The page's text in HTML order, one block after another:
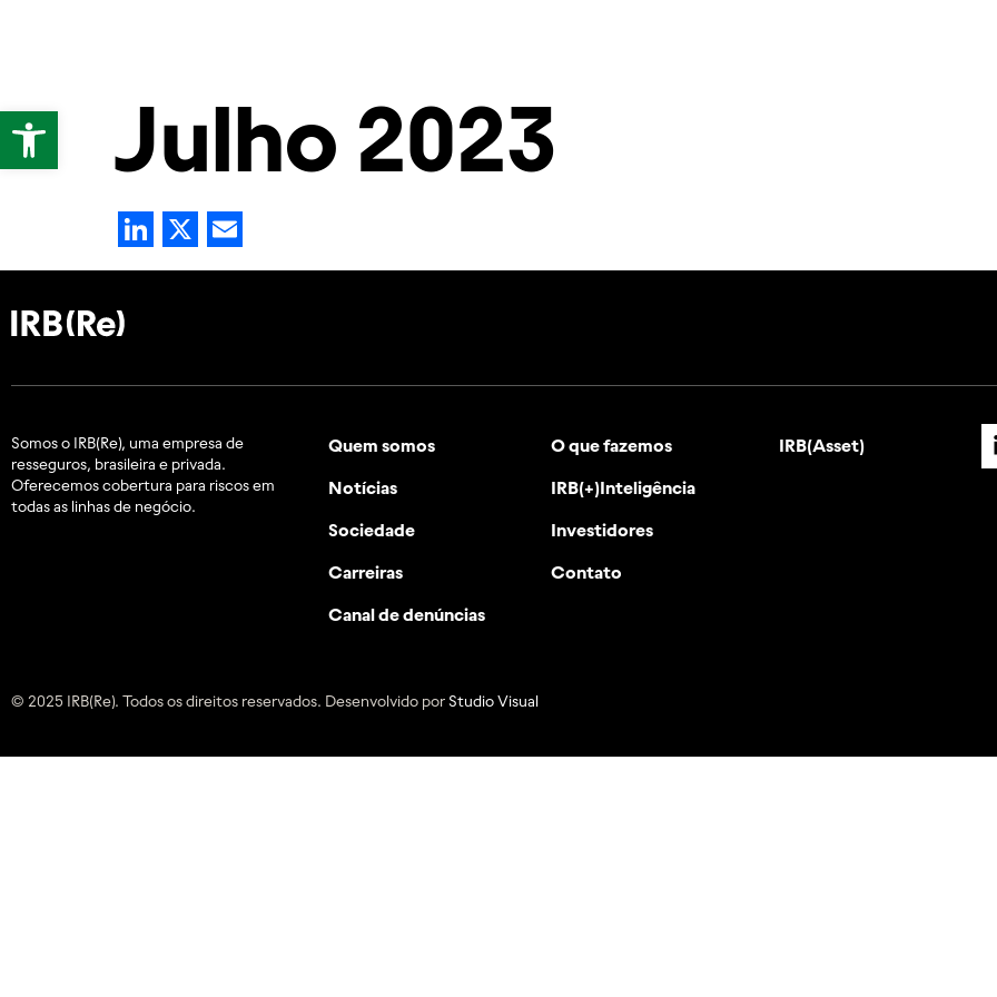
Abrir a barra de ferramentas
Julho 2023
LinkedIn
X
Somos o IRB(Re), uma empresa de
resseguros, brasileira e privada.
Oferecemos cobertura para riscos em
todas as linhas de negócio.
Quem somos O que fazemos
Notícias IRB(+)Inteligência
Sociedade Investidores
Carreiras Contato
Canal de denúncias
IRB(Asset)
© 2025 IRB(Re). Todos os direitos reservados. Desenvolvido porStudio Visual